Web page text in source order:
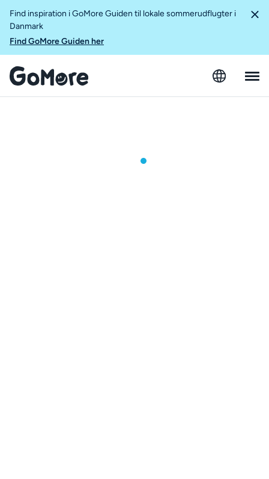
Find inspiration i GoMore Guiden til lokale sommerudflugter i
Danmark
Find GoMore Guiden her